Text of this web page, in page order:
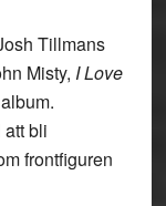
Tillmans
Misty, I Love
bli
frontfiguren